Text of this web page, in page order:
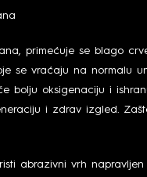
primećuje se blago
se vraćaju na normalu
bolju oksigenaciju i
i zdrav izgled.
abrazivni vrh